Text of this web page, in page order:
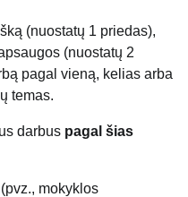
(nuostatų 1 priedas),
(nuostatų 2
pagal vieną, kelias arba
temas.
darbus pagal šias
mokyklos